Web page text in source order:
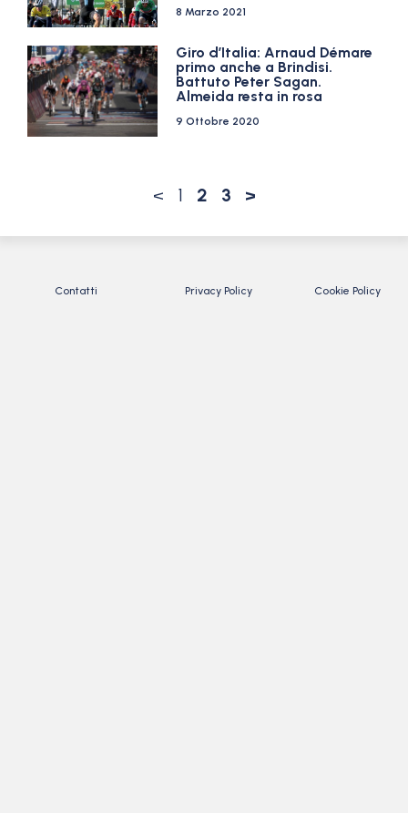
8 Marzo 2021
Giro d’Italia: Arnaud Démare
primo anche a Brindisi.
Battuto Peter Sagan.
Almeida resta in rosa
9 Ottobre 2020
< 1 2 3 >
Contatti Privacy Policy Cookie Policy